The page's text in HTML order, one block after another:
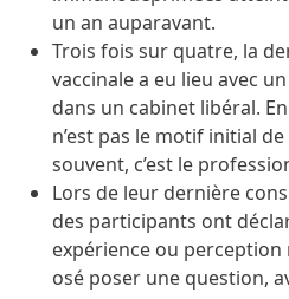
un an auparavant.
Trois fois sur quatre, la
vaccinale a eu lieu avec
dans un cabinet libéral.
n’est pas le motif initial
souvent, c’est le
Lors de leur dernière
des participants ont
expérience ou perception
osé poser une question,